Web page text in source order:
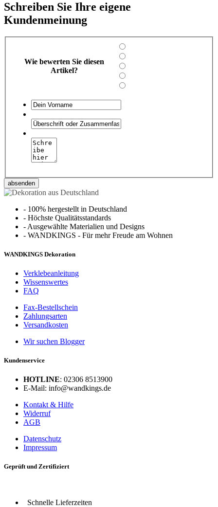
Schreiben Sie Ihre eigene
Kundenmeinung
Wie bewerten Sie diesen
Artikel?
absenden
- 100% hergestellt in Deutschland
- Höchste Qualitätsstandards
- Ausgewählte Materialien und Designs
- WANDKINGS - Für mehr Freude am Wohnen
WANDKINGS Dekoration
Verklebeanleitung
Wissenswertes
FAQ
Fax-Bestellschein
Zahlungsarten
Versandkosten
Wir suchen Blogger
Kundenservice
HOTLINE: 02306 8513900
E-Mail: info@wandkings.de
Kontakt & Hilfe
Widerruf
AGB
Datenschutz
Impressum
Geprüft und Zertifiziert
Schnelle Lieferzeiten